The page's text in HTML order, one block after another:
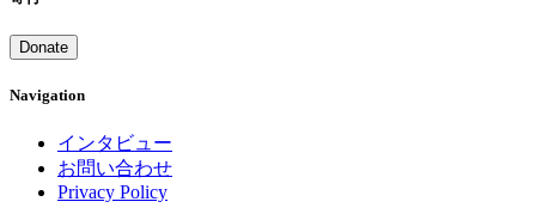
Donate
Navigation
インタビュー
お問い合わせ
Privacy Policy